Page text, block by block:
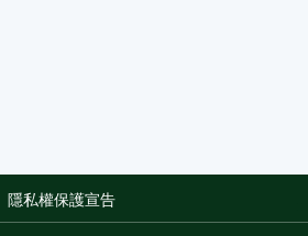
隱私權保護宣告